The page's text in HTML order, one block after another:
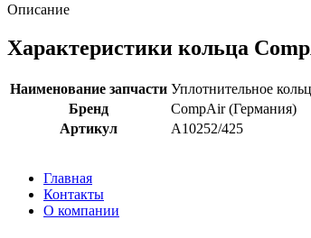
Описание
Характеристики кольца
Наименование запчасти Уплотнительное
Бренд
CompAir (Германия)
Артикул
A10252/425
Главная
Контакты
О компании